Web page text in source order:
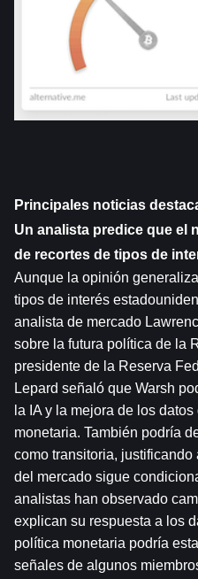
Principales noticias
Un analista predice que el
de recortes de tipos de
Aunque la opinión
tipos de interés
analista de mercado
sobre la futura política de la
presidente de la Reserva
Lepard señaló que Warsh
la IA y la mejora de los
monetaria. También podría
como transitoria,
del mercado sigue
analistas han observado
explican su respuesta a los
política monetaria podría
señales de algunos